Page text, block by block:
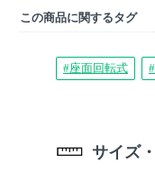
この商品に関するタグ
#座面回転式
サイズ